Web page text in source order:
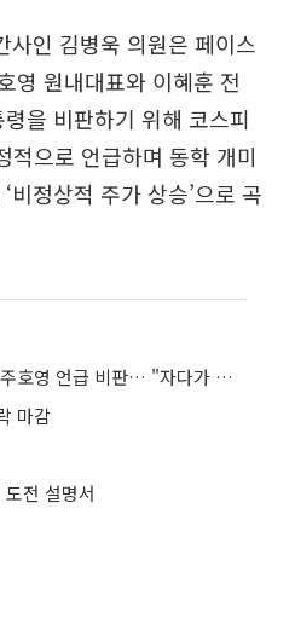
사인 김병욱 의원은 페이스
영 원내대표와 이혜훈 전
을 비판하기 위해 코스피
적으로 언급하며 동학 개미
비정상적 주가 상승’으로 곡
민주당, 코스피 3000 넘자 주호영 언급 비판… "자다가 봉창이라며"
마감
도전 설명서